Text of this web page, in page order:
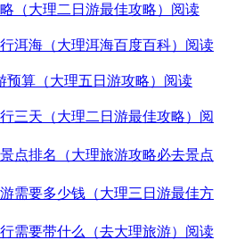
（大理二日游最佳攻略） 阅读
洱海（大理洱海百度百科） 阅读
算（大理五日游攻略） 阅读
三天（大理二日游最佳攻略） 阅
点排名（大理旅游攻略必去景点
需要多少钱（大理三日游最佳方
需要带什么（去大理旅游） 阅读